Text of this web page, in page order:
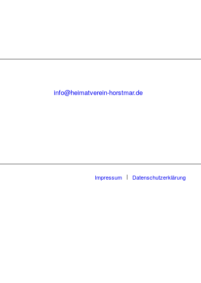
info@heimatverein-horstmar.de
Impressum Datenschutzerklärung